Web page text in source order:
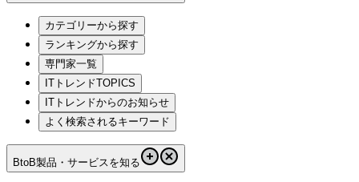
カテゴリーから探す
ランキングから探す
専門家一覧
ITトレンドTOPICS
ITトレンドからのお知らせ
よく検索されるキーワード
BtoB製品・サービスを知る